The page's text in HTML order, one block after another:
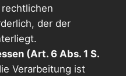
der der
(Art. 6 Abs. 1 S.
Verarbeitung ist